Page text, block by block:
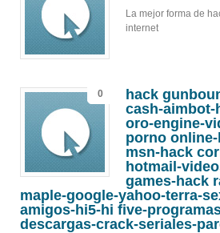
La mejor forma de
internet
0
hack
cash-aimbot-
oro-engine-
porno
msn-hack
hotmail-
games-hack
maple-google-yahoo-terra-
amigos-hi5-hi five-
descargas-crack-seriales-